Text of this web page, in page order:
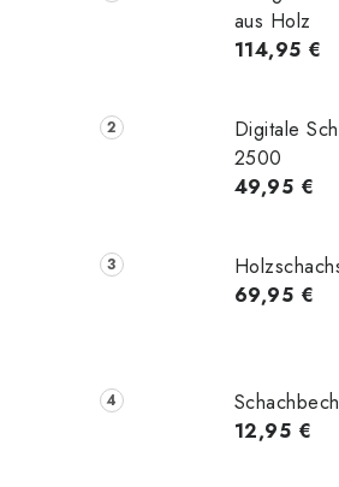
aus Holz
114,95 €
Digitale
2500
49,95 €
69,95 €
12,95 €